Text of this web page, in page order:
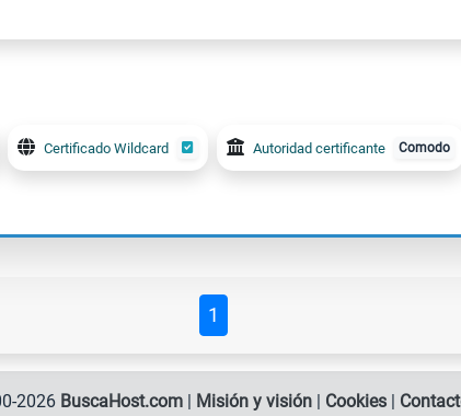
Certificado Wildcard Autoridad certificante Comodo
1
2026 BuscaHost.com| Misión y visión| Cookies|